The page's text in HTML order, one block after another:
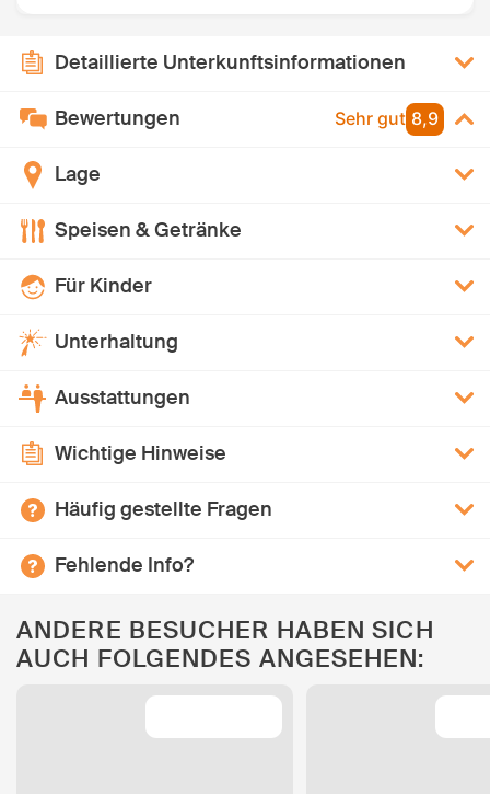
Detaillierte Unterkunftsinformationen
Bewertungen Sehr gut 8,9
Lage
Speisen & Getränke
Für Kinder
Unterhaltung
Ausstattungen
Wichtige Hinweise
Häufig gestellte Fragen
Fehlende Info?
ANDERE BESUCHER HABEN SICH
AUCH FOLGENDES ANGESEHEN: